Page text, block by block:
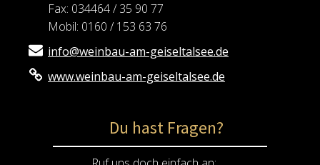
Fax: 034464 / 35 90 77
Mobil: 0160 / 153 63 76
info@weinbau-am-geiseltalsee.de
www.weinbau-am-geiseltalsee.de
Du hast Fragen?